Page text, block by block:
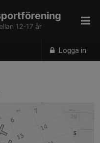
Logga in
12-17 år